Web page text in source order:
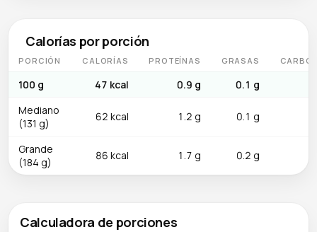
Calorías por porción
PORCIÓN CALORÍAS PROTEÍNAS GRASAS
100 g 47 kcal 0.9 g
0.1 g
Mediano
(131 g)
62 kcal 1.2 g 0.1 g
Grande
(184 g)
86 kcal 1.7 g 0.2 g
Calculadora de porciones